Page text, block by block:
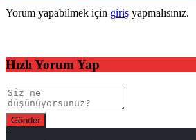
Yorum yapabilmek için giriş yapmalısınız.
Hızlı Yorum Yap